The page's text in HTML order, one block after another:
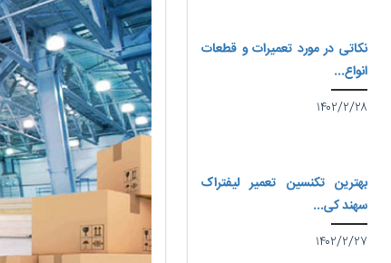
نکاتی در مورد تعمیرات و قطعات
انواع...
۱۴۰۲/۲/۲۸
بهترین تکنسین تعمیر لیفتراک
سهند کی...
۱۴۰۲/۲/۲۷